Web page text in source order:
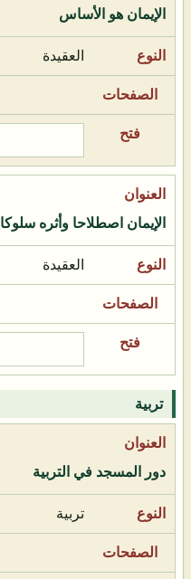
الإيمان هو الأساس
العقيدة
الإيمان اصطلاحا وأثره سلوكا
العقيدة
تربية
دور المسجد في التربية
تربية